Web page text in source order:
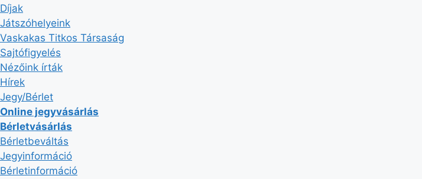
Díjak
Játszóhelyeink
Vaskakas Titkos Társaság
Sajtófigyelés
Nézőink írták
Hírek
Jegy/Bérlet
Online jegyvásárlás
Bérletvásárlás
Bérletbeváltás
Jegyinformáció
Bérletinformáció